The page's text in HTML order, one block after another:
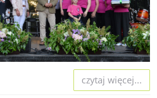
czytaj więcej...